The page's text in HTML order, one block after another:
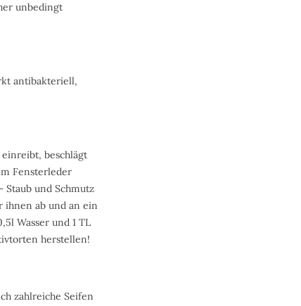
unbedingt
antibakteriell,
beschlägt
Fensterleder
und Schmutz
ihnen ab und an ein
Wasser und 1 TL
herstellen!
zahlreiche Seifen